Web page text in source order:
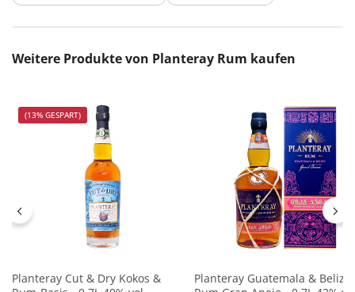
Produktgalerie überspringen
Weitere Produkte von Planteray Rum kaufen
(13% GESPART)
Planteray Cut & Dry Kokos &
Planteray Guatemala & Belize